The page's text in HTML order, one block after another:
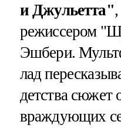
и Джульетта"
режиссером
Эшбери.
лад
детства сюжет
враждующих